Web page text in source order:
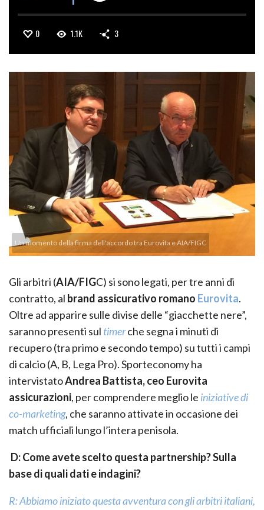
0 1.1K 3
Un momento della firma dell'accordo tra Eurovita e AIA/FIGC
Gli arbitri (AIA/FIGC) si sono legati, per tre anni di
contratto, al brand assicurativo romano Eurovita.
Oltre ad apparire sulle divise delle “giacchette nere”,
saranno presenti sul timerche segna i minuti di
recupero (tra primo e secondo tempo) su tutti i campi
di calcio (A, B, Lega Pro). Sporteconomy ha
intervistatoAndrea Battista, ceo Eurovita
assicurazioni, per comprendere meglio le iniziative di
co-marketing, che saranno attivate in occasione dei
match ufficiali lungo l’intera penisola.
D: Come avete scelto questa partnership? Sulla
base di quali dati e indagini?
R: Abbiamo iniziato questa avventura con gli arbitri italiani,